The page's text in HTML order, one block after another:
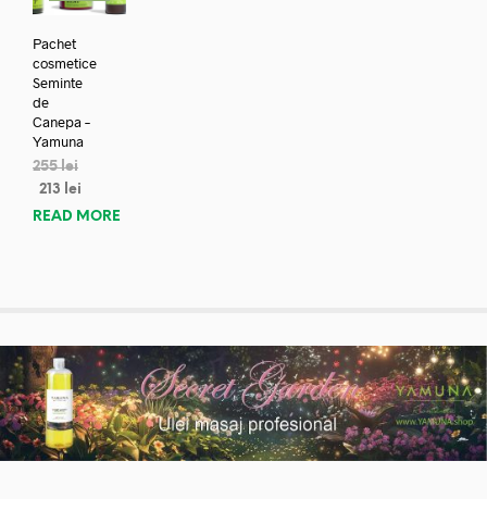
Pachet
cosmetice
Seminte
de
Canepa –
Yamuna
255lei
213
lei
READ MORE